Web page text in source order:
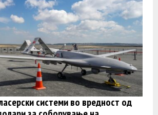
системи во вредност од